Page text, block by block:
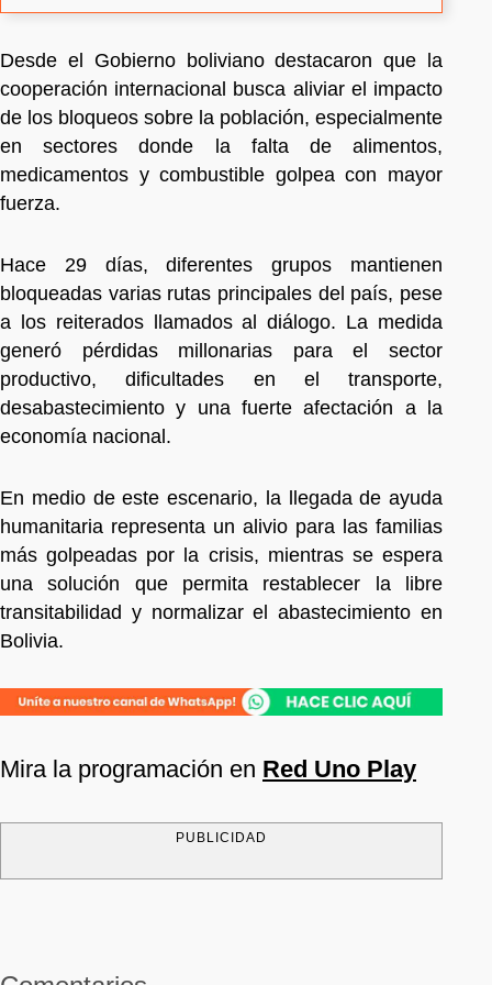
Desde el Gobierno boliviano destacaron que la
cooperación internacional busca aliviar el impacto
de los bloqueos sobre la población, especialmente
en sectores donde la falta de alimentos,
medicamentos y combustible golpea con mayor
fuerza.
Hace 29 días, diferentes grupos mantienen
bloqueadas varias rutas principales del país, pese
a los reiterados llamados al diálogo. La medida
generó pérdidas millonarias para el sector
productivo, dificultades en el transporte,
desabastecimiento y una fuerte afectación a la
economía nacional.
En medio de este escenario, la llegada de ayuda
humanitaria representa un alivio para las familias
más golpeadas por la crisis, mientras se espera
una solución que permita restablecer la libre
transitabilidad y normalizar el abastecimiento en
Bolivia.
Mira la programación en Red Uno Play
PUBLICIDAD